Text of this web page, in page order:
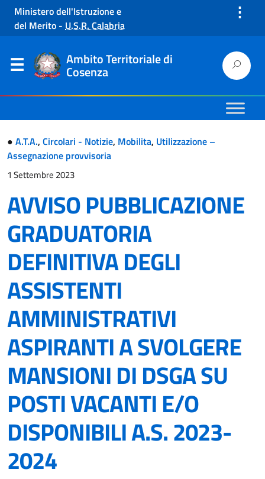
Ministero dell'Istruzione e
del Merito - U.S.R. Calabria
⋮
Ambito Territoriale di
Cosenza
● A.T.A., Circolari - Notizie, Mobilita, Utilizzazione –
Assegnazione provvisoria
1 Settembre 2023
AVVISO PUBBLICAZIONE
GRADUATORIA
DEFINITIVA DEGLI
ASSISTENTI
AMMINISTRATIVI
ASPIRANTI A SVOLGERE
MANSIONI DI DSGA SU
POSTI VACANTI E/O
DISPONIBILI A.S. 2023-
2024